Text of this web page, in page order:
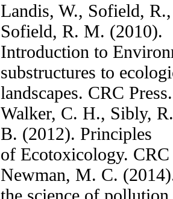
Landis, W., Sofield,
Sofield, R. M. (2010).
Introduction to
substructures to
landscapes. CRC Press.
Walker, C. H., Sibly,
B. (2012). Principles
of Ecotoxicology. CRC
Newman, M. C.